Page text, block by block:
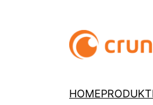
HOME